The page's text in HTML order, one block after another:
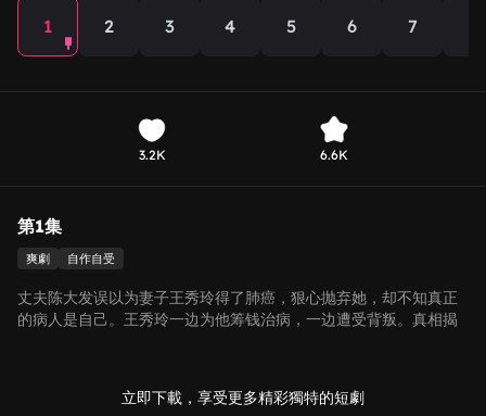
1 2 3 4 5 6 7
3.2K 6.6K
第1集
爽劇 自作自受
丈夫陈大发误以为妻子王秀玲得了肺癌，狠心抛弃她，却不知真正
的病人是自己。王秀玲一边为他筹钱治病，一边遭受背叛。真相揭
立即下載，享受更多精彩獨特的短劇